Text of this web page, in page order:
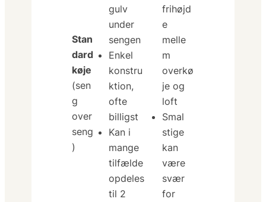
Stan
dard
køje
(sen
g
over
seng
)
gulv
under
sengen
Enkel
konstru
ktion,
ofte
billigst
Kan i
mange
tilfælde
opdeles
til 2
frihøjd
e
melle
m
overkø
je og
loft
Smal
stige
kan
være
svær
for